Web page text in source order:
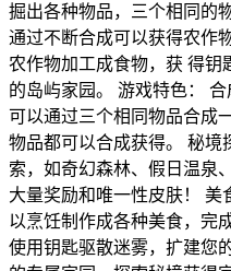
掘出各种物品，三个相同的
通过不断合成可以获得农作
农作物加工成食物，获 得钥
的岛屿家园。 游戏特色：
可以通过三个相同物品合成
物品都可以合成获得。 秘境
索，如奇幻森林、假日温泉
大量奖励和唯一性皮肤！
以烹饪制作成各种美食，完
使用钥匙驱散迷雾，扩建您